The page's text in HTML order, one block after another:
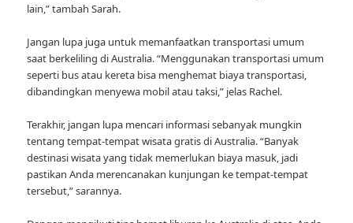
lain,” tambah Sarah.
Jangan lupa juga untuk memanfaatkan transportasi umum
saat berkeliling di Australia. “Menggunakan transportasi umum
seperti bus atau kereta bisa menghemat biaya transportasi,
dibandingkan menyewa mobil atau taksi,” jelas Rachel.
Terakhir, jangan lupa mencari informasi sebanyak mungkin
tentang tempat-tempat wisata gratis di Australia. “Banyak
destinasi wisata yang tidak memerlukan biaya masuk, jadi
pastikan Anda merencanakan kunjungan ke tempat-tempat
tersebut,” sarannya.